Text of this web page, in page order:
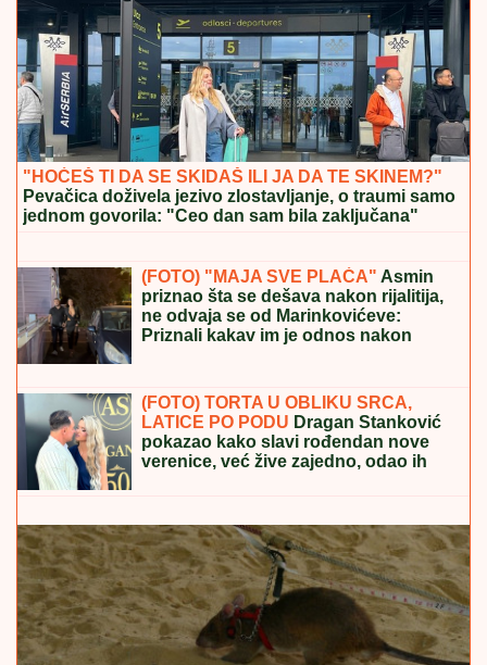
TEMPERATURNI ROLERKOSTER U SRBIJI:Do 38
stepeni, pa nagli pad temperature!
PRVI SNIMAK TEE TAIROVIĆ I MUŽA
NAKON SAOBRAĆAJKE! Uhvaćeni
zajedno u Budvi: Ivan sa ZAVOJEM
preko celog stopala, a evo kako
pevačica izgleda nakon udesa u Crnoj
NAM JE NAJVAŽNIJI"Đedović
Handanović: Nadamo se skoroj
finalizaciji dogovora između
"Gaspromnjefta" i "Mola"
"HOĆEŠ TI DA SE SKIDAŠ ILI JA DA TE SKINEM?"
Pevačica doživela jezivo zlostavljanje, o traumi samo
jednom govorila: "Ceo dan sam bila zaključana"
DALILA DRAGOJEVIĆ ŽELI U ELITU